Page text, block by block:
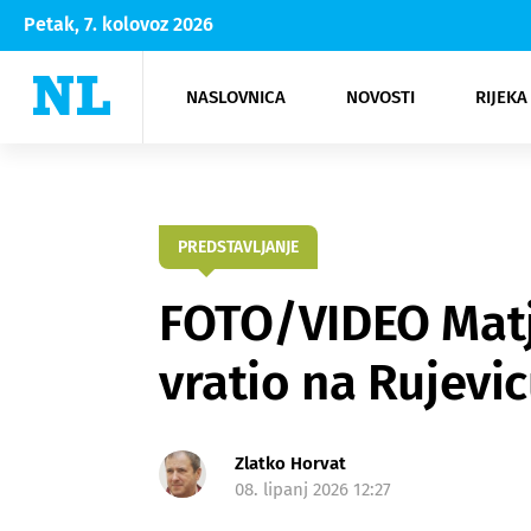
Petak, 7. kolovoz 2026
NASLOVNICA NOVOSTI
Rijeka Opatija
NK
Moda
Kultura
PREDSTAVLJANJE
FOTO/VIDEO
vratio na
Zlatko Horvat
08. lipanj 2026 12:27